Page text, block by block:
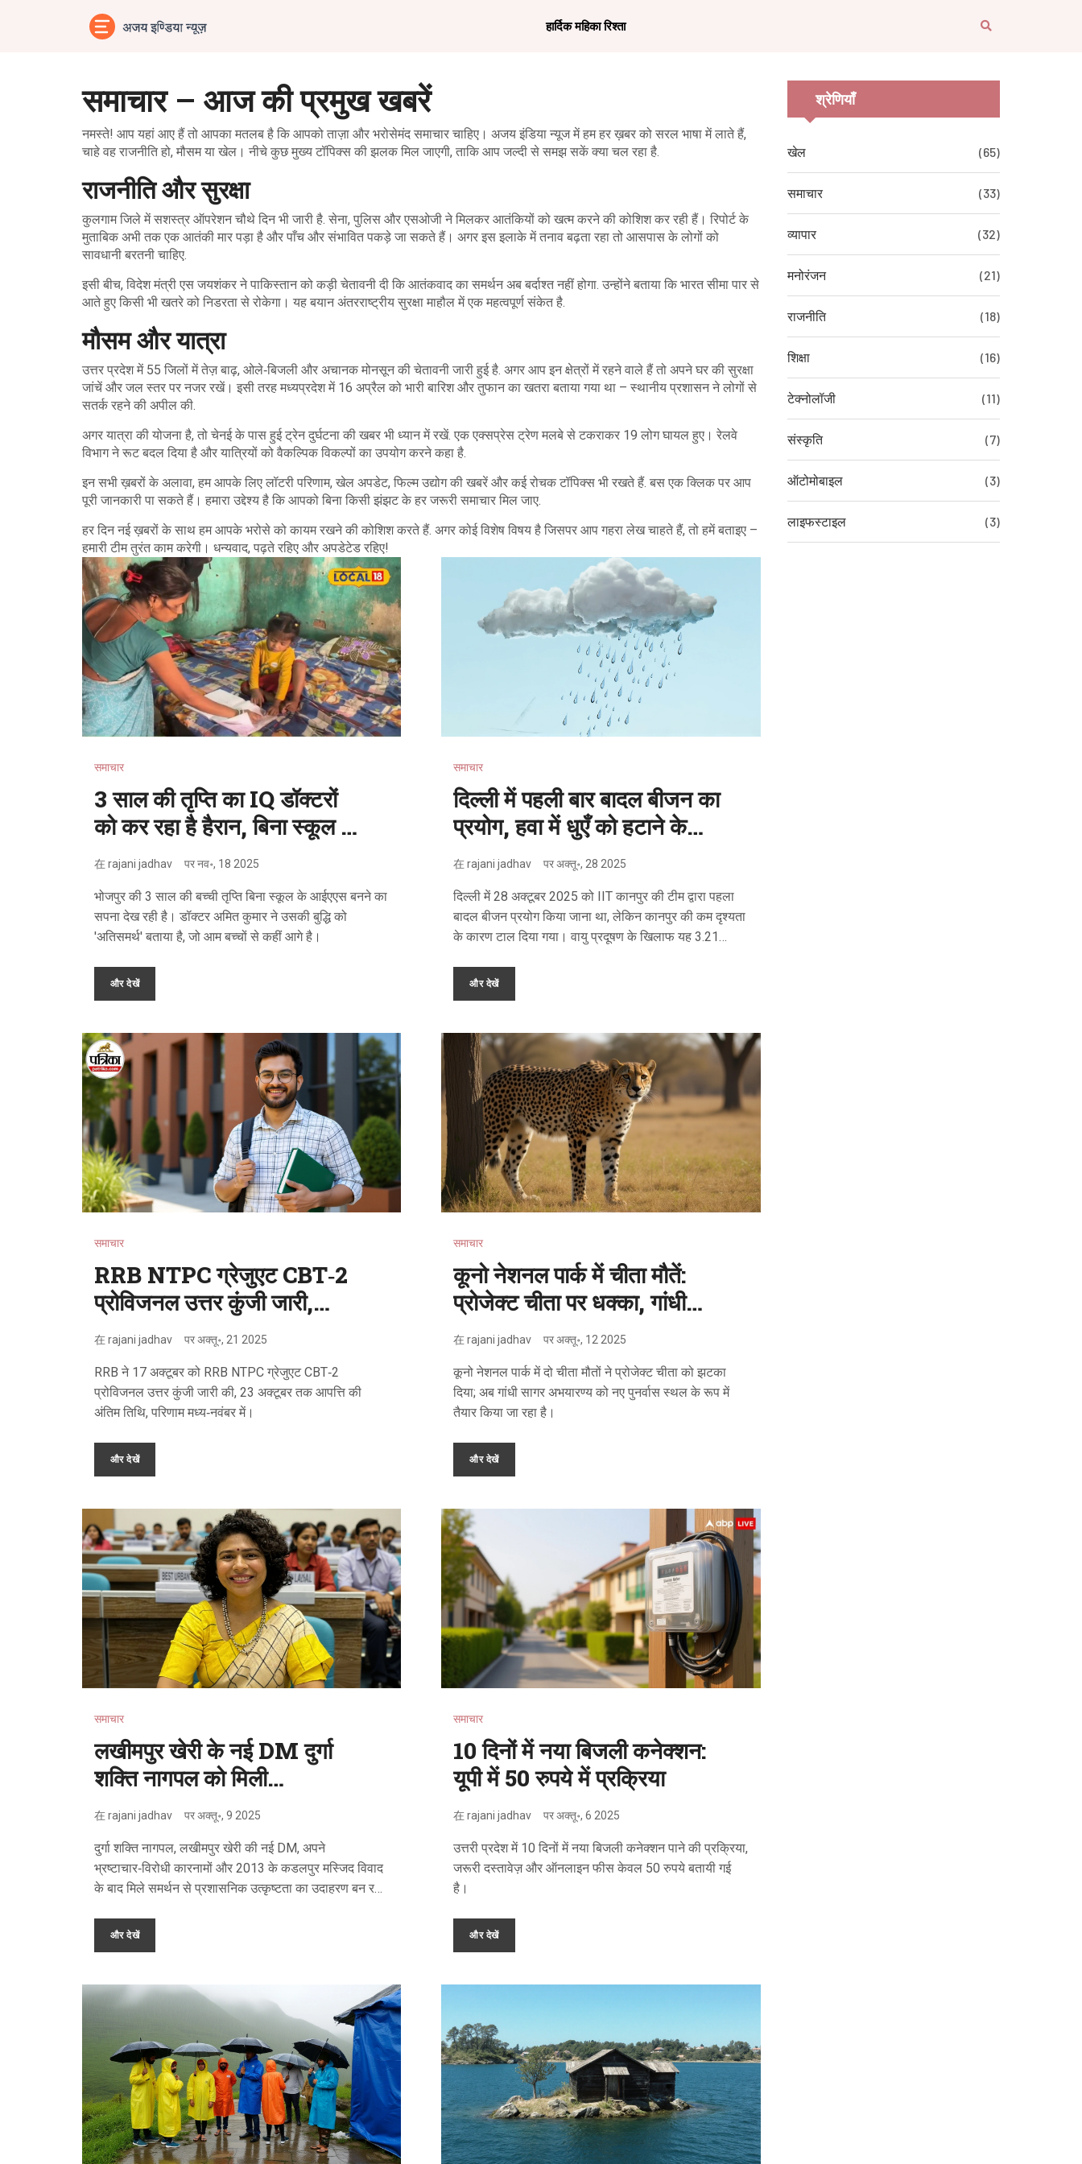
हार्दिक महिका रिश्ता
समाचार – आज की प्रमुख खबरें
नमस्ते! आप यहां आए हैं तो आपका मतलब है कि आपको ताज़ा और भरोसेमंद समाचार चाहिए। अजय इंडिया न्यूज में हम हर ख़बर को सरल भाषा में लाते हैं,
चाहे वह राजनीति हो, मौसम या खेल। नीचे कुछ मुख्य टॉपिक्स की झलक मिल जाएगी, ताकि आप जल्दी से समझ सकें क्या चल रहा है.
राजनीति और सुरक्षा
कुलगाम जिले में सशस्त्र ऑपरेशन चौथे दिन भी जारी है. सेना, पुलिस और एसओजी ने मिलकर आतंकियों को खत्म करने की कोशिश कर रही हैं। रिपोर्ट के
मुताबिक अभी तक एक आतंकी मार पड़ा है और पाँच और संभावित पकड़े जा सकते हैं। अगर इस इलाके में तनाव बढ़ता रहा तो आसपास के लोगों को
सावधानी बरतनी चाहिए.
इसी बीच, विदेश मंत्री एस जयशंकर ने पाकिस्तान को कड़ी चेतावनी दी कि आतंकवाद का समर्थन अब बर्दाश्त नहीं होगा. उन्होंने बताया कि भारत सीमा पार से
आते हुए किसी भी खतरे को निडरता से रोकेगा। यह बयान अंतरराष्ट्रीय सुरक्षा माहौल में एक महत्वपूर्ण संकेत है.
मौसम और यात्रा
उत्तर प्रदेश में 55 जिलों में तेज़ बाढ़, ओले‑बिजली और अचानक मोनसून की चेतावनी जारी हुई है. अगर आप इन क्षेत्रों में रहने वाले हैं तो अपने घर की सुरक्षा
जांचें और जल स्तर पर नजर रखें। इसी तरह मध्यप्रदेश में 16 अप्रैल को भारी बारिश और तुफान का खतरा बताया गया था – स्थानीय प्रशासन ने लोगों से
सतर्क रहने की अपील की.
अगर यात्रा की योजना है, तो चेनई के पास हुई ट्रेन दुर्घटना की खबर भी ध्यान में रखें. एक एक्सप्रेस ट्रेण मलबे से टकराकर 19 लोग घायल हुए। रेलवे
विभाग ने रूट बदल दिया है और यात्रियों को वैकल्पिक विकल्पों का उपयोग करने कहा है.
इन सभी ख़बरों के अलावा, हम आपके लिए लॉटरी परिणाम, खेल अपडेट, फिल्म उद्योग की खबरें और कई रोचक टॉपिक्स भी रखते हैं. बस एक क्लिक पर आप
पूरी जानकारी पा सकते हैं। हमारा उद्देश्य है कि आपको बिना किसी झंझट के हर जरूरी समाचार मिल जाए.
हर दिन नई ख़बरों के साथ हम आपके भरोसे को कायम रखने की कोशिश करते हैं. अगर कोई विशेष विषय है जिसपर आप गहरा लेख चाहते हैं, तो हमें बताइए –
हमारी टीम तुरंत काम करेगी। धन्यवाद, पढ़ते रहिए और अपडेटेड रहिए!
समाचार
3 साल की तृप्ति का IQ डॉक्टरों
को कर रहा है हैरान, बिना स्कूल के
जानती है आईएएस का रास्ता
在rajani jadhav परनव॰, 18 2025
भोजपुर की 3 साल की बच्ची तृप्ति बिना स्कूल के आईएएस बनने का
सपना देख रही है। डॉक्टर अमित कुमार ने उसकी बुद्धि को
'अतिसमर्थ' बताया है, जो आम बच्चों से कहीं आगे है।
और देखें
समाचार
दिल्ली में पहली बार बादल बीजन का
प्रयोग, हवा में धुएँ को हटाने के
लिए आज बरसाए जाएंगे कृत्रिम
बारिश
在rajani jadhav परअक्तू॰, 28 2025
दिल्ली में 28 अक्टूबर 2025 को IIT कानपुर की टीम द्वारा पहला
बादल बीजन प्रयोग किया जाना था, लेकिन कानपुर की कम दृश्यता
के कारण टाल दिया गया। वायु प्रदूषण के खिलाफ यह 3.21
और देखें
समाचार
RRB NTPC ग्रेजुएट CBT‑2
प्रोविजनल उत्तर कुंजी जारी,
आपत्ति 23 अक्टूबर तक
在rajani jadhav परअक्तू॰, 21 2025
RRB ने 17 अक्टूबर को RRB NTPC ग्रेजुएट CBT‑2
प्रोविजनल उत्तर कुंजी जारी की, 23 अक्टूबर तक आपत्ति की
अंतिम तिथि, परिणाम मध्य‑नवंबर में।
और देखें
समाचार
कूनो नेशनल पार्क में चीता मौतें:
प्रोजेक्ट चीता पर धक्का, गांधी
सागर में स्थानांतरण की तैयारी
在rajani jadhav परअक्तू॰, 12 2025
कूनो नेशनल पार्क में दो चीता मौतों ने प्रोजेक्ट चीता को झटका
दिया; अब गांधी सागर अभयारण्य को नए पुनर्वास स्थल के रूप में
तैयार किया जा रहा है।
और देखें
समाचार
लखीमपुर खेरी के नई DM दुर्गा
शक्ति नागपल को मिली
प्रशासनिक उत्कृष्टता की सराहना
在rajani jadhav परअक्तू॰, 9 2025
दुर्गा शक्ति नागपल, लखीमपुर खेरी की नई DM, अपने
भ्रष्टाचार‑विरोधी कारनामों और 2013 के कडलपुर मस्जिद विवाद
के बाद मिले समर्थन से प्रशासनिक उत्कृष्टता का उदाहरण बन रही
और देखें
समाचार
10 दिनों में नया बिजली कनेक्शन:
यूपी में 50 रुपये में प्रक्रिया
在rajani jadhav परअक्तू॰, 6 2025
उत्तरी प्रदेश में 10 दिनों में नया बिजली कनेक्शन पाने की प्रक्रिया,
जरूरी दस्तावेज़ और ऑनलाइन फीस केवल 50 रुपये बतायी गई
है।
और देखें
श्रेणियाँ
खेल (65)
समाचार (33)
व्यापार (32)
मनोरंजन (21)
राजनीति (18)
शिक्षा (16)
टेक्नोलॉजी (11)
संस्कृति (7)
ऑटोमोबाइल (3)
लाइफस्टाइल (3)